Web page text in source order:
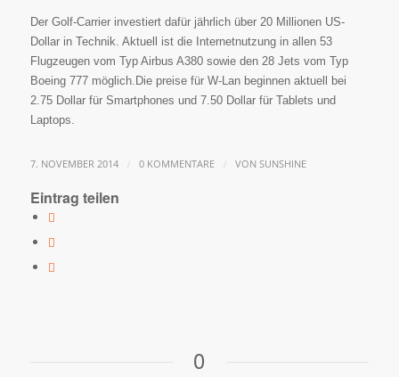
Der Golf-Carrier investiert dafür jährlich über 20 Millionen US-
Dollar in Technik. Aktuell ist die Internetnutzung in allen 53
Flugzeugen vom Typ Airbus A380 sowie den 28 Jets vom Typ
Boeing 777 möglich.Die preise für W-Lan beginnen aktuell bei
2.75 Dollar für Smartphones und 7.50 Dollar für Tablets und
Laptops.
7. NOVEMBER 2014 / 0 KOMMENTARE / VON SUNSHINE
Eintrag teilen
0